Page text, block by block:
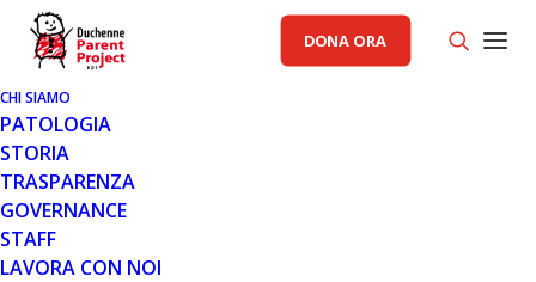
DONA ORA
CHI SIAMO
PATOLOGIA
STORIA
TRASPARENZA
GOVERNANCE
STAFF
LAVORA CON NOI
AREA CAD PP
10 FEB 2021